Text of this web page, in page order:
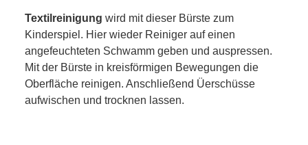
Textilreinigung wird mit dieser Bürste zum
Kinderspiel. Hier wieder Reiniger auf einen
angefeuchteten Schwamm geben und auspressen.
Mit der Bürste in kreisförmigen Bewegungen die
Oberfläche reinigen. Anschließend Üerschüsse
aufwischen und trocknen lassen.